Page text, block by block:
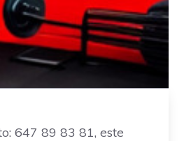
647 89 83 81, este